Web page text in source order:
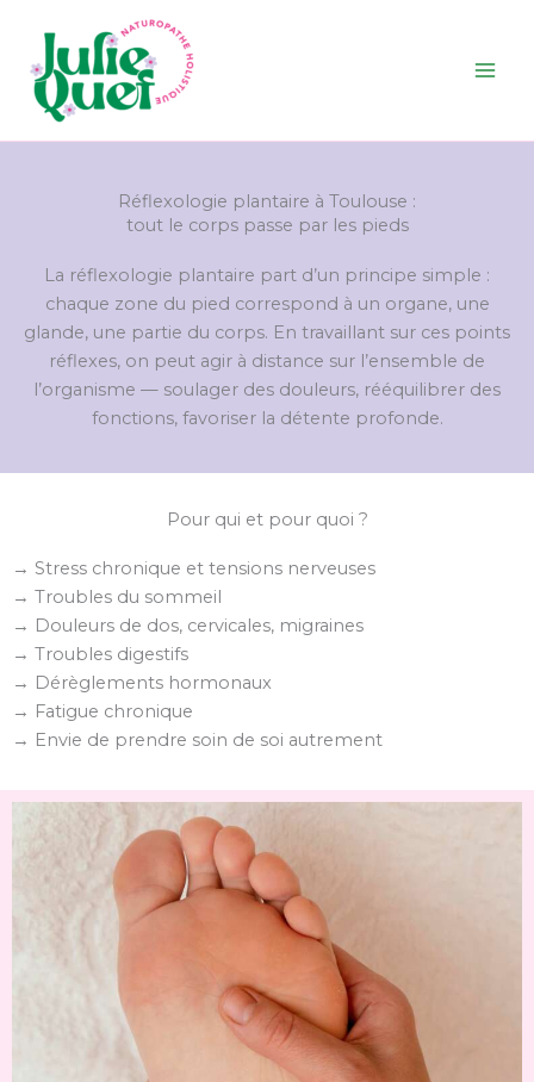
contenu
Réflexologie plantaire à Toulouse :
tout le corps passe par les pieds
La réflexologie plantaire part d’un principe simple :
chaque zone du pied correspond à un organe, une
glande, une partie du corps. En travaillant sur ces points
réflexes, on peut agir à distance sur l’ensemble de
l’organisme — soulager des douleurs, rééquilibrer des
fonctions, favoriser la détente profonde.
Pour qui et pour quoi ?
→ Stress chronique et tensions nerveuses
→ Troubles du sommeil
→ Douleurs de dos, cervicales, migraines
→ Troubles digestifs
→ Dérèglements hormonaux
→ Fatigue chronique
→ Envie de prendre soin de soi autrement